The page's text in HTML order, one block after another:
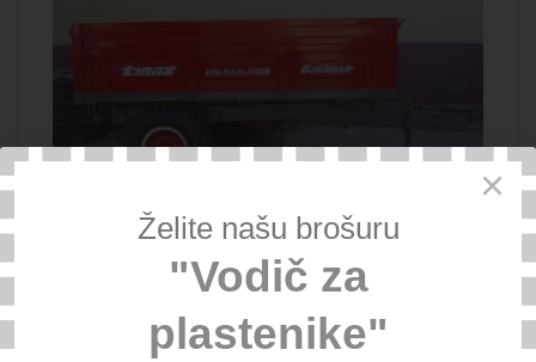
×
Želite našu brošuru
"Vodič za
plastenike"